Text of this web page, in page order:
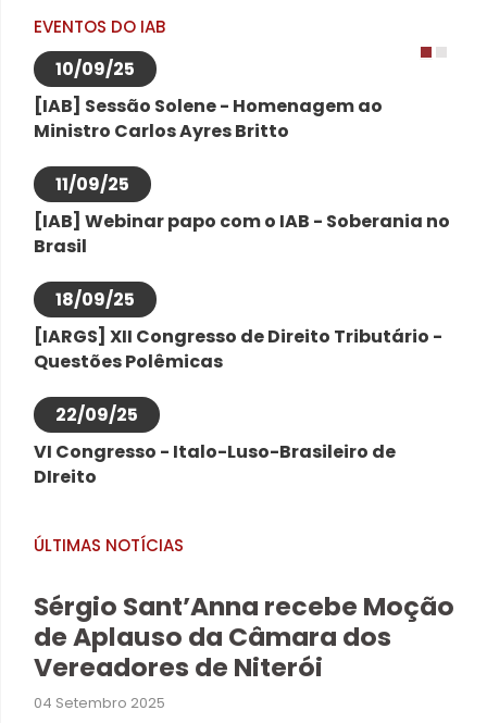
EVENTOS DO IAB
10/09/25
[IAB] Sessão Solene - Homenagem ao
Ministro Carlos Ayres Britto
11/09/25
[IAB] Webinar papo com o IAB - Soberania no
Brasil
18/09/25
[IARGS] XII Congresso de Direito Tributário -
Questões Polêmicas
22/09/25
VI Congresso - Italo-Luso-Brasileiro de
DIreito
ÚLTIMAS NOTÍCIAS
Sérgio Sant’Anna recebe Moção
de Aplauso da Câmara dos
Vereadores de Niterói
04 Setembro 2025